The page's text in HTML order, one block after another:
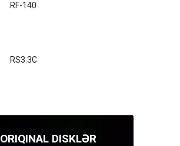
RF-140
RS3.3C
ORIQINAL DISKLƏR